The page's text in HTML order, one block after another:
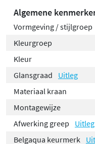
Algemene
Vormgeving / stijlgroep
Kleurgroep
Kleur
Glansgraad
Uitleg
Materiaal kraan
Montagewijze
Afwerking greep
Uitleg
Belgaqua keurmerk